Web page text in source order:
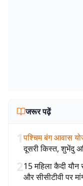
जरूर पढ़ें
1पश्चिम बंग आवास
दूसरी किस्त, शुभेंदु
215 महिला कैदी यौन
और सीसीटीवी पर